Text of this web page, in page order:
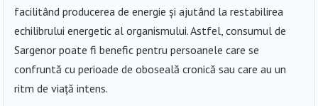
facilitând producerea de energie și ajutând la restabilirea
echilibrului energetic al organismului. Astfel, consumul de
Sargenor poate fi benefic pentru persoanele care se
confruntă cu perioade de oboseală cronică sau care au un
ritm de viață intens.